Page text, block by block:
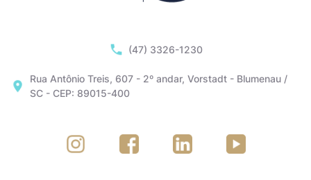
(47) 3326-1230
Rua Antônio Treis, 607 - 2º andar, Vorstadt - Blumenau /
SC - CEP: 89015-400